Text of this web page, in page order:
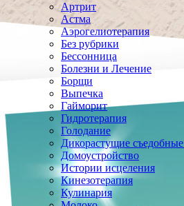
Артрит
Астма
Аэрогелиотерапия
Без рубрики
Бессонница
Болезни и Лечение
Борщи
Выпечка
Гайморит
Гидротерапия
Голодание
Дикорастущие
Домоустройство
Истории исцеления
Кинезотерапия
Кулинария